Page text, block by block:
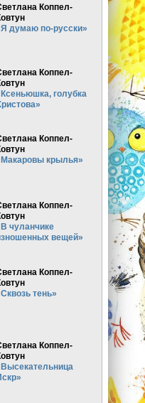
Коппел-
думаю по-русски»
Коппел-
голубка
Коппел-
крылья»
Коппел-
чуланчике
вещей»
Коппел-
тень»
Коппел-